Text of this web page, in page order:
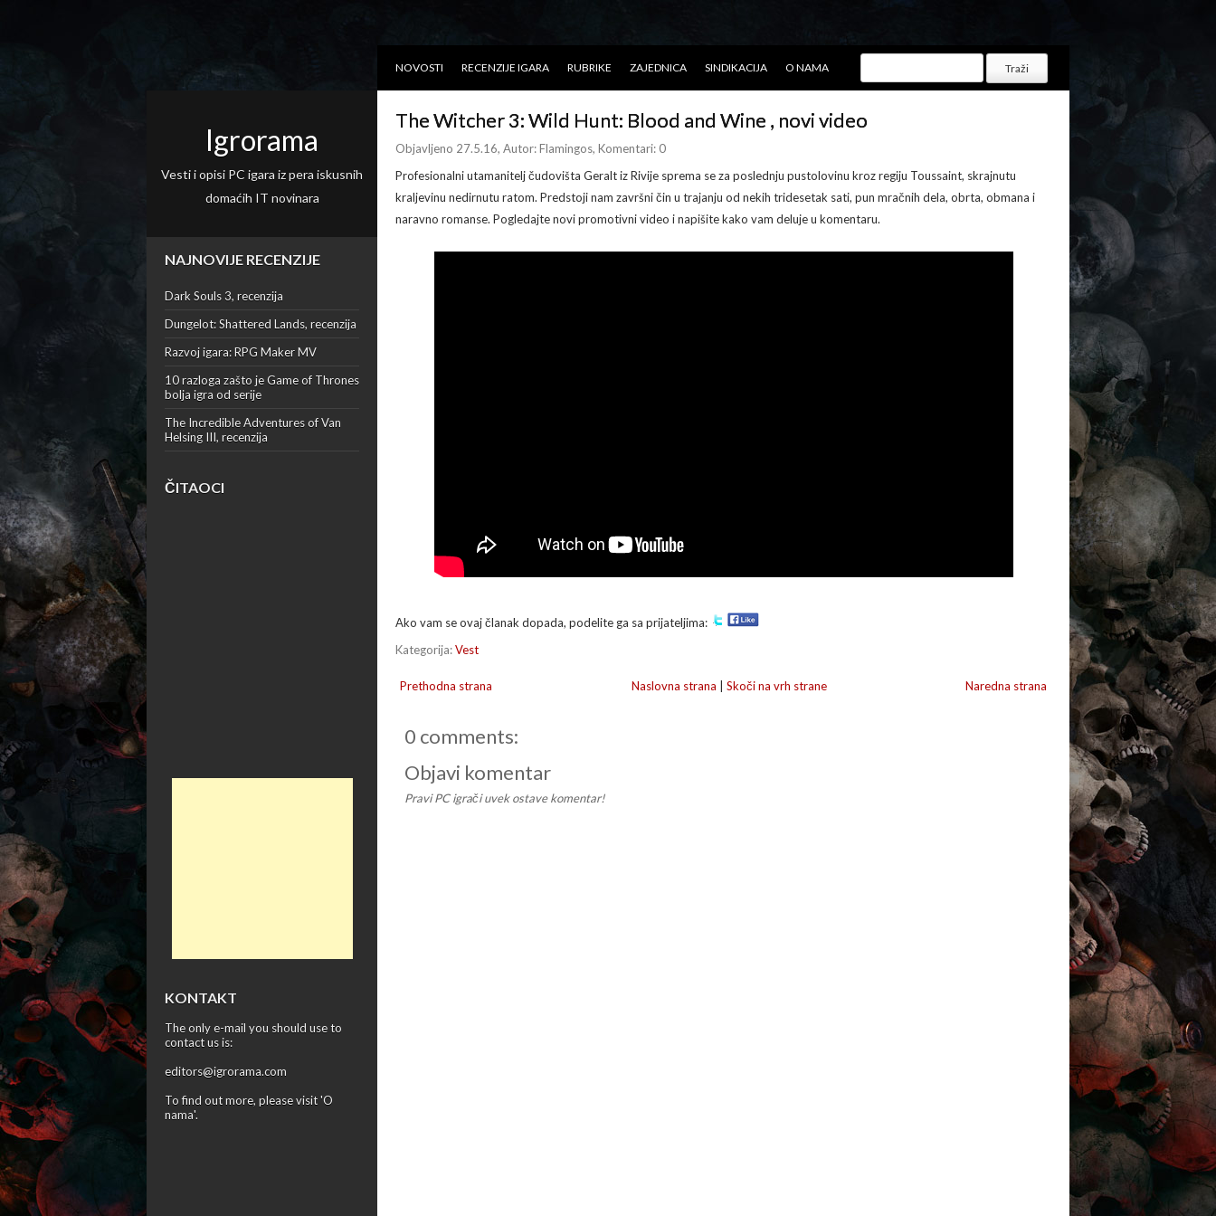
NOVOSTI RECENZIJE IGARA RUBRIKE ZAJEDNICA SINDIKACIJA O NAMA
Igrorama
Vesti i opisi PC igara iz pera iskusnih
domaćih IT novinara
NAJNOVIJE RECENZIJE
Dark Souls 3, recenzija
Dungelot: Shattered Lands, recenzija
Razvoj igara: RPG Maker MV
10 razloga zašto je Game of Thrones
bolja igra od serije
The Incredible Adventures of Van
Helsing III, recenzija
ČITAOCI
KONTAKT
The only e-mail you should use to
contact us is:
editors@igrorama.com
To find out more, please visit 'O
nama'.
The Witcher 3: Wild Hunt: Blood and Wine , novi video
Objavljeno 27.5.16, Autor:Flamingos, Komentari: 0
Profesionalni utamanitelj čudovišta Geralt iz Rivije sprema se za poslednju pustolovinu kroz regiju Toussaint, skrajnutu
kraljevinu nedirnutu ratom. Predstoji nam završni čin u trajanju od nekih tridesetak sati, pun mračnih dela, obrta, obmana i
naravno romanse. Pogledajte novi promotivni video i napišite kako vam deluje u komentaru.
Ako vam se ovaj članak dopada, podelite ga sa prijateljima:
Kategorija:Vest
Naredna strana
Prethodna strana Naslovna strana Skoči na vrh strane
0 comments:
Objavi komentar
Pravi PC igrači uvek ostave komentar!